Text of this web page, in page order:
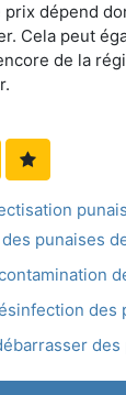
dépend
Cela peut
de la
punaises
des